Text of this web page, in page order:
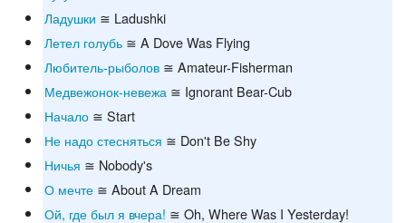
Ладушки ≅ Ladushki
Летел голубь ≅ A Dove Was Flying
Любитель-рыболов ≅ Amateur-Fisherman
Медвежонок-невежа ≅ Ignorant Bear-Cub
Начало ≅ Start
Не надо стесняться ≅ Don't Be Shy
Ничья ≅ Nobody's
О мечте ≅ About A Dream
Ой, где был я вчера! ≅ Oh, Where Was I Yesterday!